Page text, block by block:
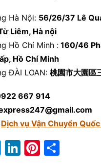
Hà Nội: 56/26/37 Lê
Liêm, Hà nội
Hồ Chí Minh :160/46
Hồ Chí Minh
ĐÀI LOAN: 桃園市大園區
667 914
Dịch vụ Vận Chuyển
T Li Pi S